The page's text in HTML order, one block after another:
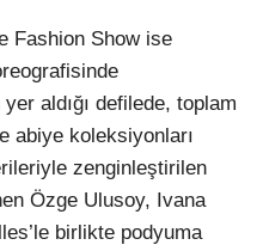
Fashion Show ise
aldığı defilede, toplam
abiye koleksiyonları
zenginleştirilen
Özge Ulusoy, Ivana
birlikte podyuma